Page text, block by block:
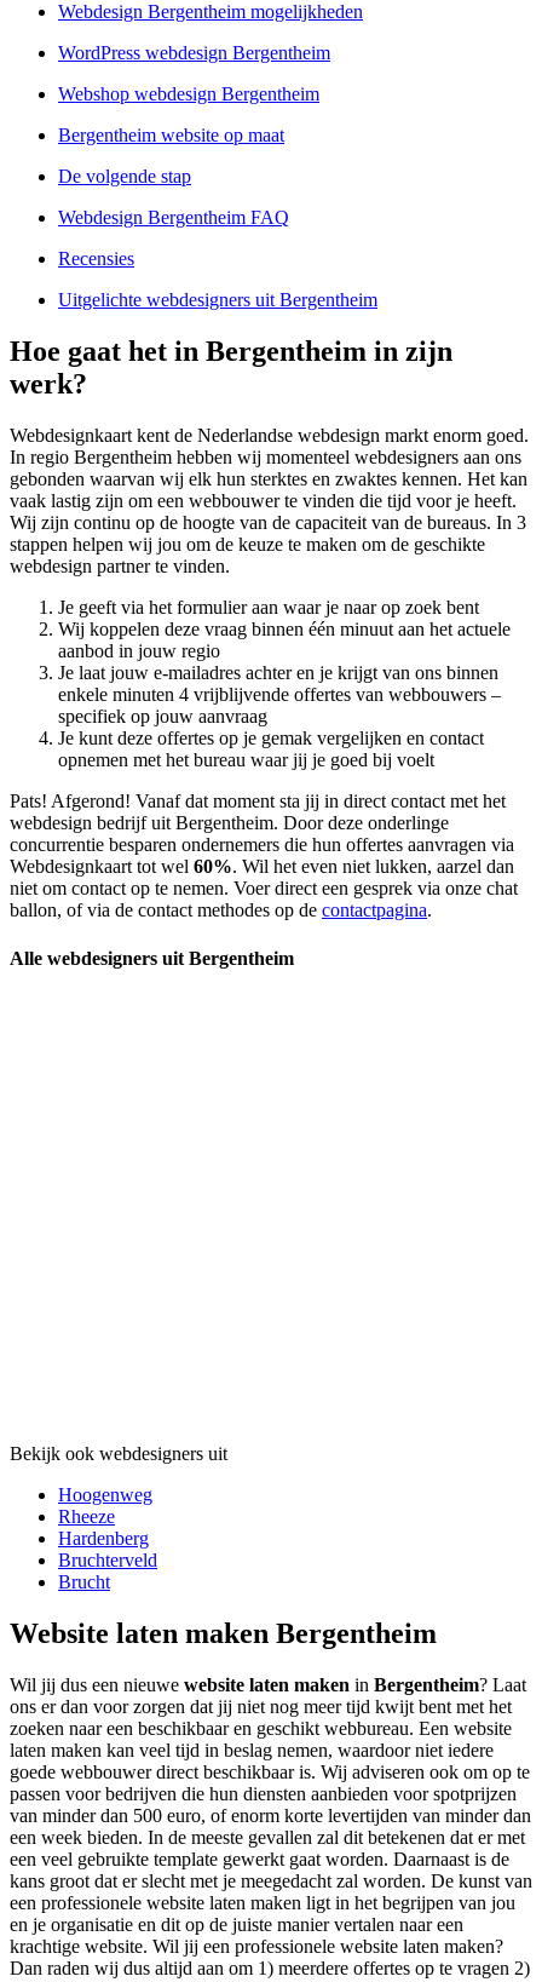
Webdesign Bergentheim mogelijkheden
WordPress webdesign Bergentheim
Webshop webdesign Bergentheim
Bergentheim website op maat
De volgende stap
Webdesign Bergentheim FAQ
Recensies
Uitgelichte webdesigners uit Bergentheim
Hoe gaat het in Bergentheim in zijn
werk?
Webdesignkaart kent de Nederlandse webdesign markt enorm goed.
In regio Bergentheim hebben wij momenteel webdesigners aan ons
gebonden waarvan wij elk hun sterktes en zwaktes kennen. Het kan
vaak lastig zijn om een webbouwer te vinden die tijd voor je heeft.
Wij zijn continu op de hoogte van de capaciteit van de bureaus. In 3
stappen helpen wij jou om de keuze te maken om de geschikte
webdesign partner te vinden.
Je geeft via het formulier aan waar je naar op zoek bent
Wij koppelen deze vraag binnen één minuut aan het actuele
aanbod in jouw regio
Je laat jouw e-mailadres achter en je krijgt van ons binnen
enkele minuten 4 vrijblijvende offertes van webbouwers –
specifiek op jouw aanvraag
Je kunt deze offertes op je gemak vergelijken en contact
opnemen met het bureau waar jij je goed bij voelt
Pats! Afgerond! Vanaf dat moment sta jij in direct contact met het
webdesign bedrijf uit Bergentheim. Door deze onderlinge
concurrentie besparen ondernemers die hun offertes aanvragen via
Webdesignkaart tot wel 60%. Wil het even niet lukken, aarzel dan
niet om contact op te nemen. Voer direct een gesprek via onze chat
ballon, of via de contact methodes op de contactpagina.
Alle webdesigners uit Bergentheim
Bekijk ook webdesigners uit
Hoogenweg
Rheeze
Hardenberg
Bruchterveld
Brucht
Website laten maken Bergentheim
Wil jij dus een nieuwe website laten maken in Bergentheim? Laat
ons er dan voor zorgen dat jij niet nog meer tijd kwijt bent met het
zoeken naar een beschikbaar en geschikt webbureau. Een website
laten maken kan veel tijd in beslag nemen, waardoor niet iedere
goede webbouwer direct beschikbaar is. Wij adviseren ook om op te
passen voor bedrijven die hun diensten aanbieden voor spotprijzen
van minder dan 500 euro, of enorm korte levertijden van minder dan
een week bieden. In de meeste gevallen zal dit betekenen dat er met
een veel gebruikte template gewerkt gaat worden. Daarnaast is de
kans groot dat er slecht met je meegedacht zal worden. De kunst van
een professionele website laten maken ligt in het begrijpen van jou
en je organisatie en dit op de juiste manier vertalen naar een
krachtige website. Wil jij een professionele website laten maken?
Dan raden wij dus altijd aan om 1) meerdere offertes op te vragen 2)